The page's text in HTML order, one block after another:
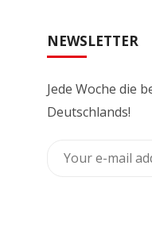
NEWSLETTER
Jede Woche die
Deutschlands!